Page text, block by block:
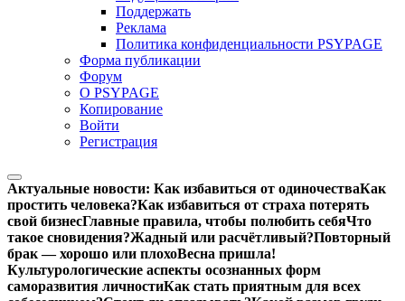
Поддержать
Реклама
Политика конфиденциальности PSYPAGE
Форма публикации
Форум
О PSYPAGE
Копирование
Войти
Регистрация
Актуальные новости: Как избавиться от одиночестваКак
простить человека?Как избавиться от страха потерять
свой бизнесГлавные правила, чтобы полюбить себяЧто
такое сновидения?Жадный или расчётливый?Повторный
брак — хорошо или плохоВесна пришла!
Культурологические аспекты осознанных форм
саморазвития личностиКак стать приятным для всех